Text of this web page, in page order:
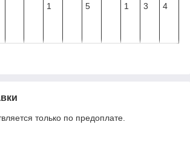
1
5
1
3
4
только по предоплате.